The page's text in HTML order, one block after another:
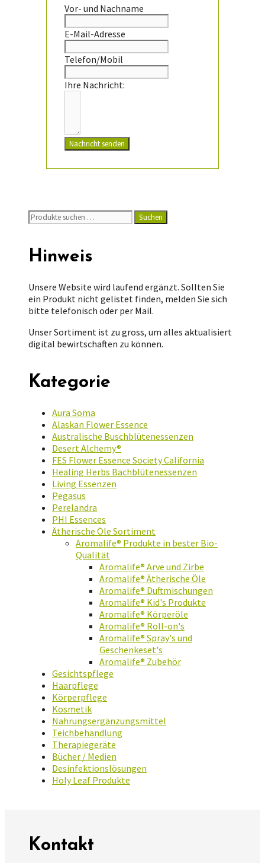
Vor- und Nachname
E-Mail-Adresse
Telefon/Mobil
Ihre Nachricht:
Nachricht senden
Suchen
nach:
Suchen
Hinweis
Unsere Website wird laufend ergänzt. Sollten Sie
ein Produkt nicht gelistet finden, melden Sie sich
bitte telefonisch oder per Mail.
Unser Sortiment ist zu gross, um alles aktualisiert
digital bewirtschaften zu können.
Kategorie
Aura Soma
Alaskan Flower Essence
Australische Buschblütenessenzen
Desert Alchemy®
FES Flower Essence Society California
Healing Herbs Bachblütenessenzen
Living Essenzen
Pegasus
Perelandra
PHI Essences
Ätherische Öle Sortiment
Aromalife® Produkte in bester Bio-
Qualität
Aromalife® Arve und Zirbe
Aromalife® Ätherische Öle
Aromalife® Duftmischungen
Aromalife® Kid's Produkte
Aromalife® Körperöle
Aromalife® Roll-on's
Aromalife® Spray's und
Geschenkeset's
Aromalife® Zubehör
Gesichtspflege
Haarpflege
Körperpflege
Kosmetik
Nahrungsergänzungsmittel
Teichbehandlung
Therapiegeräte
Bücher / Medien
Desinfektionslösungen
Holy Leaf Produkte
Kontakt